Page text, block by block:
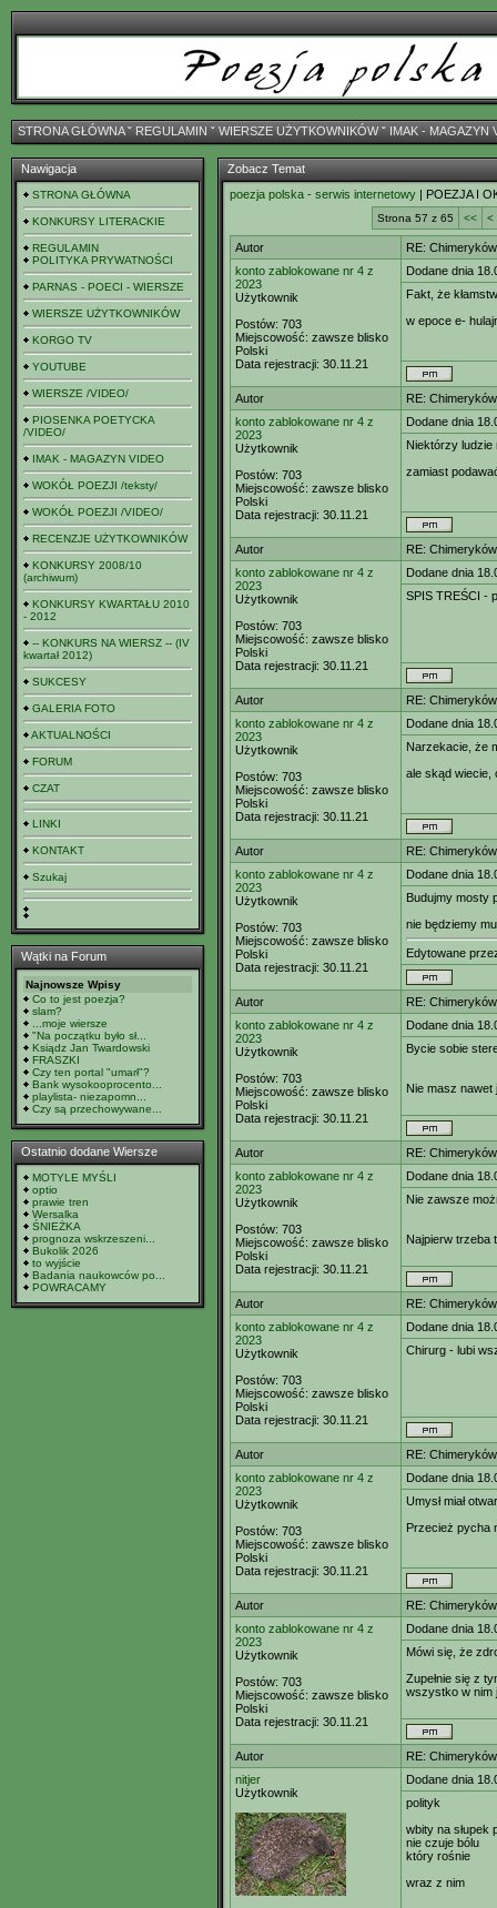
STRONA GŁÓWNAˇ REGULAMIN ˇ WIERSZE UŻYTKOWNIKÓWˇ IMAK - MAGAZYN
Nawigacja
STRONA GŁÓWNA
KONKURSY LITERACKIE
REGULAMIN
POLITYKA PRYWATNOŚCI
PARNAS - POECI - WIERSZE
WIERSZE UŻYTKOWNIKÓW
KORGO TV
YOUTUBE
WIERSZE /VIDEO/
PIOSENKA POETYCKA
/VIDEO/
IMAK - MAGAZYN VIDEO
WOKÓŁ POEZJI /teksty/
WOKÓŁ POEZJI /VIDEO/
RECENZJE UŻYTKOWNIKÓW
KONKURSY 2008/10
(archiwum)
KONKURSY KWARTAŁU 2010
- 2012
-- KONKURS NA WIERSZ -- (IV
kwartał 2012)
SUKCESY
GALERIA FOTO
AKTUALNOŚCI
FORUM
CZAT
LINKI
KONTAKT
Szukaj
Wątki na Forum
Najnowsze Wpisy
Co to jest poezja?
slam?
...moje wiersze
"Na początku było sł...
Ksiądz Jan Twardowski
FRASZKI
Czy ten portal "umarł"?
Bank wysokooprocento...
playlista- niezapomn...
Czy są przechowywane...
Ostatnio dodane Wiersze
MOTYLE MYŚLI
optio
prawie tren
Wersalka
ŚNIEŻKA
prognoza wskrzeszeni...
Bukolik 2026
to wyjście
Badania naukowców po...
POWRACAMY
Zobacz Temat
poezja polska - serwis internetowy | POEZJA I
Strona 57 z 65 << <
Autor
RE:
konto zablokowane nr 4 z
2023
Użytkownik
Postów: 703
Miejscowość: zawsze blisko
Polski
Data rejestracji: 30.11.21
Dodane dnia
Fakt, że
w epoce e-
Autor
RE:
konto zablokowane nr 4 z
2023
Użytkownik
Postów: 703
Miejscowość: zawsze blisko
Polski
Data rejestracji: 30.11.21
Dodane dnia
Niektórzy ludzie
zamiast
Autor
RE:
konto zablokowane nr 4 z
2023
Użytkownik
Postów: 703
Miejscowość: zawsze blisko
Polski
Data rejestracji: 30.11.21
Dodane dnia
SPIS TREŚCI -
Autor
RE:
konto zablokowane nr 4 z
2023
Użytkownik
Postów: 703
Miejscowość: zawsze blisko
Polski
Data rejestracji: 30.11.21
Dodane dnia
Narzekacie, że
ale skąd wiecie,
Autor
RE:
konto zablokowane nr 4 z
2023
Użytkownik
Postów: 703
Miejscowość: zawsze blisko
Polski
Data rejestracji: 30.11.21
Dodane dnia
Budujmy mosty
nie będziemy
Edytowane
Autor
RE:
konto zablokowane nr 4 z
2023
Użytkownik
Postów: 703
Miejscowość: zawsze blisko
Polski
Data rejestracji: 30.11.21
Dodane dnia
Bycie sobie
Nie masz nawet
Autor
RE:
konto zablokowane nr 4 z
2023
Użytkownik
Postów: 703
Miejscowość: zawsze blisko
Polski
Data rejestracji: 30.11.21
Dodane dnia
Nie zawsze
Najpierw trzeba
Autor
RE:
konto zablokowane nr 4 z
2023
Użytkownik
Postów: 703
Miejscowość: zawsze blisko
Polski
Data rejestracji: 30.11.21
Dodane dnia
Chirurg - lubi
Autor
RE:
konto zablokowane nr 4 z
2023
Użytkownik
Postów: 703
Miejscowość: zawsze blisko
Polski
Data rejestracji: 30.11.21
Dodane dnia
Umysł miał
Przecież pycha
Autor
RE:
konto zablokowane nr 4 z
2023
Użytkownik
Postów: 703
Miejscowość: zawsze blisko
Polski
Data rejestracji: 30.11.21
Dodane dnia
Mówi się, że
Zupełnie się z
wszystko w nim
Autor
RE:
nitjer
Użytkownik
Dodane dnia
polityk
wbity na słupek
nie czuje bólu
który rośnie
wraz z nim